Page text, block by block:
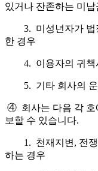
있거나 잔존하는 미
3. 미성년자가 법
한 경우
4. 이용자의 귀책
5. 기타 회사의
④ 회사는 다음 각 호
보할 수 있습니다.
1. 천재지변, 전
하는 경우